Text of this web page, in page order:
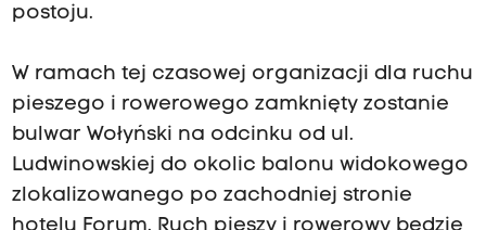
postoju.
W ramach tej czasowej organizacji dla ruchu
pieszego i rowerowego zamknięty zostanie
bulwar Wołyński na odcinku od ul.
Ludwinowskiej do okolic balonu widokowego
zlokalizowanego po zachodniej stronie